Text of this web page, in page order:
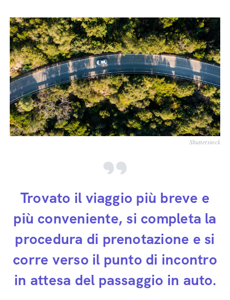
Shutterstock
Trovato il viaggio più breve e
più conveniente, si completa la
procedura di prenotazione e si
corre verso il punto di incontro
in attesa del passaggio in auto.